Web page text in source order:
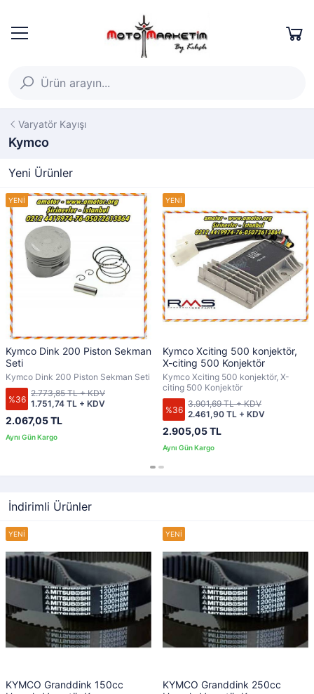
Varyatör Kayışı
Kymco
Yeni Ürünler
Kymco Dink 200 Piston Sekman
Seti
Kymco Dink 200 Piston Sekman Seti
%36
2.067,05 TL
1.751,74 TL + KDV
2.773,85 TL + KDV
Kymco Xciting 500 konjektör,
X-citing 500 Konjektör
Kymco Xciting 500 konjektör, X-
citing 500 Konjektör
%36
2.905,05 TL
2.461,90 TL + KDV
3.901,69 TL + KDV
İndirimli Ürünler
KYMCO Granddink 150cc
KYMCO Granddink 250cc